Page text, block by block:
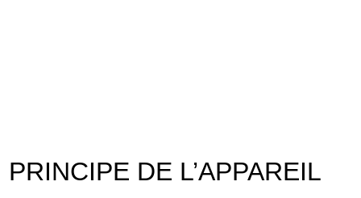
PRINCIPE DE L’APPAREIL